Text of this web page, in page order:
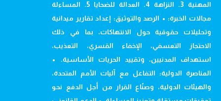
المهنية 3. النزاهة 4. العدالة للضحايا 5. المساءلة
مجالات الخبرة: • الرصد والتوثيق: إعداد تقارير ميدانية
وتحليلات حقوقية حول الانتهاكات، بما في ذلك
الاحتجاز التعسفي، الإخفاء القسري، التعذيب،
استهداف المدنيين، وتقييد الحريات الأساسية. •
المناصرة الدولية: التفاعل مع آليات الأمم المتحدة،
والهيئات الدولية، وصنّاع القرار من أجل الدفع نحو